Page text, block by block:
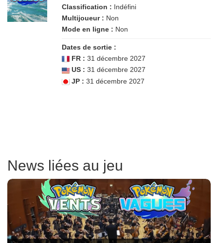
Classification : Indéfini
Multijoueur : Non
Mode en ligne : Non
Dates de sortie :
FR : 31 décembre 2027
US : 31 décembre 2027
JP : 31 décembre 2027
News liées au jeu